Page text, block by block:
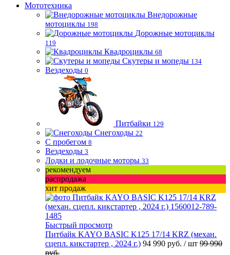
Мототехника
Внедорожные
мотоциклы 198
Дорожные мотоциклы
119
Квадроциклы 68
Скутеры и мопеды 134
Вездеходы 0
Питбайки 129
Снегоходы 22
С пробегом 8
Вездеходы 3
Лодки и лодочные моторы 33
рекомендуем
распродажа
хит продаж
Быстрый просмотр
Питбайк KAYO BASIC K125 17/14 KRZ (механ.
сцепл. кикстартер , 2024 г.) 94 990 руб. / шт 99 990
руб.